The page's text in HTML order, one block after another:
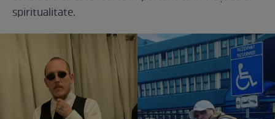
spiritualitate.